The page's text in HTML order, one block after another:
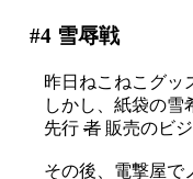
#4雪辱戦
昨日ねこねこグッ
しかし、紙袋の雪
先行 者 販売のビ
その後、電撃屋で